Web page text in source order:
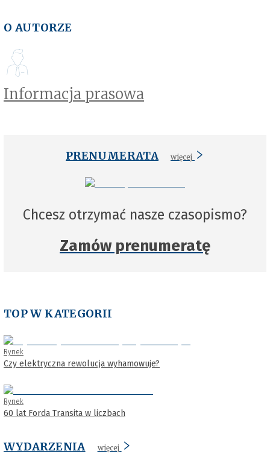
O AUTORZE
Informacja prasowa
PRENUMERATA więcej
Chcesz otrzymać nasze czasopismo?
Zamów prenumeratę
TOP W KATEGORII
Rynek
Czy elektryczna rewolucja wyhamowuje?
Rynek
60 lat Forda Transita w liczbach
WYDARZENIA więcej